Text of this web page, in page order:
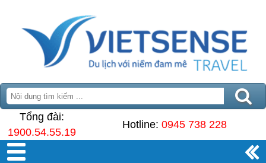
Tổng đài:
1900.54.55.19
Hotline: 0945 738 228